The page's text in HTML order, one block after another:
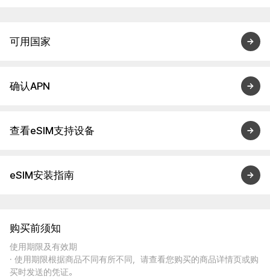
可用国家
确认APN
查看eSIM支持设备
eSIM安装指南
购买前须知
使用期限及有效期
· 使用期限根据商品不同有所不同，请查看您购买的商品详情页或购
买时发送的凭证。